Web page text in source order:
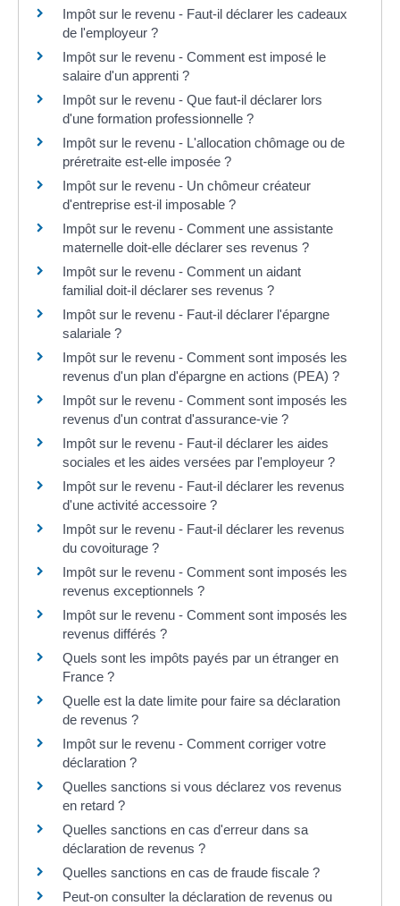
Impôt sur le revenu - Faut-il déclarer les cadeaux
de l'employeur ?
Impôt sur le revenu - Comment est imposé le
salaire d'un apprenti ?
Impôt sur le revenu - Que faut-il déclarer lors
d'une formation professionnelle ?
Impôt sur le revenu - L'allocation chômage ou de
préretraite est-elle imposée ?
Impôt sur le revenu - Un chômeur créateur
d'entreprise est-il imposable ?
Impôt sur le revenu - Comment une assistante
maternelle doit-elle déclarer ses revenus ?
Impôt sur le revenu - Comment un aidant
familial doit-il déclarer ses revenus ?
Impôt sur le revenu - Faut-il déclarer l'épargne
salariale ?
Impôt sur le revenu - Comment sont imposés les
revenus d'un plan d'épargne en actions (PEA) ?
Impôt sur le revenu - Comment sont imposés les
revenus d'un contrat d'assurance-vie ?
Impôt sur le revenu - Faut-il déclarer les aides
sociales et les aides versées par l'employeur ?
Impôt sur le revenu - Faut-il déclarer les revenus
d'une activité accessoire ?
Impôt sur le revenu - Faut-il déclarer les revenus
du covoiturage ?
Impôt sur le revenu - Comment sont imposés les
revenus exceptionnels ?
Impôt sur le revenu - Comment sont imposés les
revenus différés ?
Quels sont les impôts payés par un étranger en
France ?
Quelle est la date limite pour faire sa déclaration
de revenus ?
Impôt sur le revenu - Comment corriger votre
déclaration ?
Quelles sanctions si vous déclarez vos revenus
en retard ?
Quelles sanctions en cas d'erreur dans sa
déclaration de revenus ?
Quelles sanctions en cas de fraude fiscale ?
Peut-on consulter la déclaration de revenus ou